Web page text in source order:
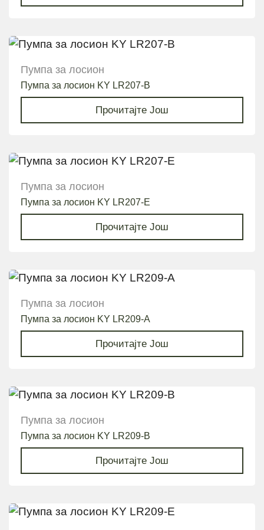
Пумпа за лосион
Пумпа за лосион KY LR207-B
Прочитајте Још
Пумпа за лосион
Пумпа за лосион KY LR207-E
Прочитајте Још
Пумпа за лосион
Пумпа за лосион KY LR209-A
Прочитајте Још
Пумпа за лосион
Пумпа за лосион KY LR209-B
Прочитајте Још